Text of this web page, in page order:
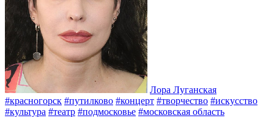
Лора Луганская
#красногорск #путилково #концерт #творчество #искусство
#культура #театр #подмосковье #московская область